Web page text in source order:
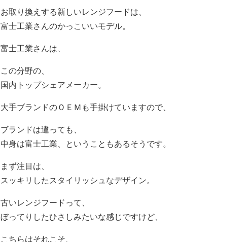
お取り換えする新しいレンジフードは、
富士工業さんのかっこいいモデル。
富士工業さんは、
この分野の、
国内トップシェアメーカー。
大手ブランドのＯＥＭも手掛けていますので、
ブランドは違っても、
中身は富士工業、ということもあるそうです。
まず注目は、
スッキリしたスタイリッシュなデザイン。
古いレンジフードって、
ぼってりしたひさしみたいな感じですけど、
こちらはそれこそ、